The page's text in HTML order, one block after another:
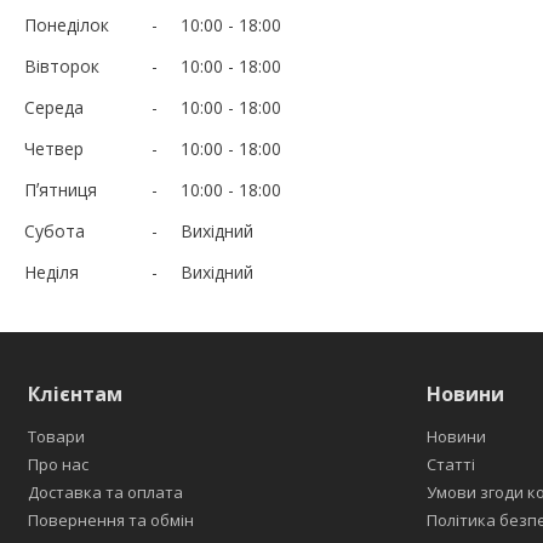
Понеділок 10:00
18:00
Вівторок
10:00
18:00
Середа
10:00
18:00
Четвер
10:00
18:00
Пʼятниця
10:00
18:00
Субота
Вихідний
Неділя
Вихідний
Клієнтам
Товари
Про нас
Доставка та оплата
Повернення та обмін
Новини
Новини
Статті
Умови згоди
Політика